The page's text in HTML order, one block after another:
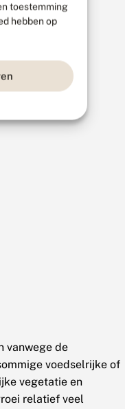
toestemming
hebben op
vanwege de
voedselrijke of
vegetatie en
relatief veel